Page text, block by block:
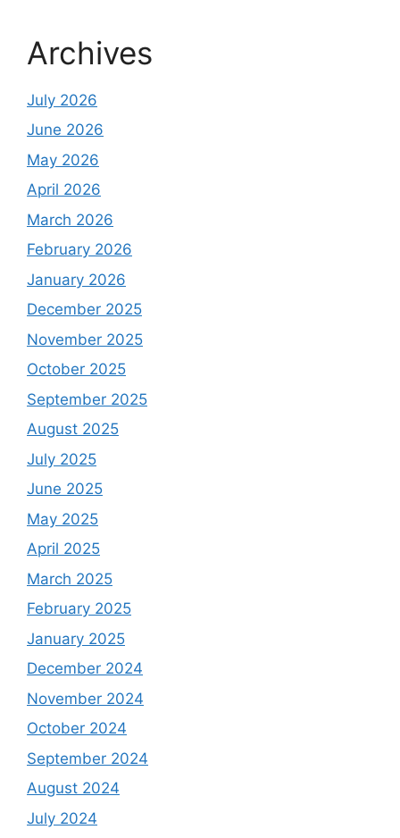
Archives
July 2026
June 2026
May 2026
April 2026
March 2026
February 2026
January 2026
December 2025
November 2025
October 2025
September 2025
August 2025
July 2025
June 2025
May 2025
April 2025
March 2025
February 2025
January 2025
December 2024
November 2024
October 2024
September 2024
August 2024
July 2024